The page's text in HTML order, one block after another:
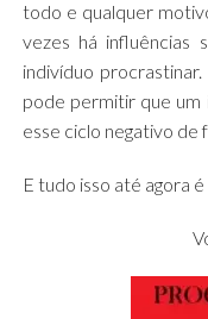
todo e qualquer
vezes há influências
indivíduo
pode permitir que um
esse ciclo negativo de
E tudo isso até agora